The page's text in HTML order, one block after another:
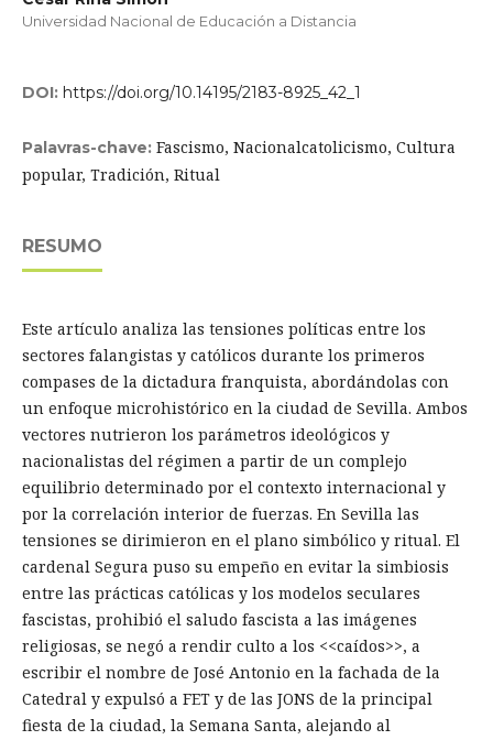
Universidad Nacional de Educación a Distancia
DOI: https://doi.org/10.14195/2183-8925_42_1
Palavras-chave: Fascismo, Nacionalcatolicismo, Cultura
popular, Tradición, Ritual
RESUMO
Este artículo analiza las tensiones políticas entre los
sectores falangistas y católicos durante los primeros
compases de la dictadura franquista, abordándolas con
un enfoque microhistórico en la ciudad de Sevilla. Ambos
vectores nutrieron los parámetros ideológicos y
nacionalistas del régimen a partir de un complejo
equilibrio determinado por el contexto internacional y
por la correlación interior de fuerzas. En Sevilla las
tensiones se dirimieron en el plano simbólico y ritual. El
cardenal Segura puso su empeño en evitar la simbiosis
entre las prácticas católicas y los modelos seculares
fascistas, prohibió el saludo fascista a las imágenes
religiosas, se negó a rendir culto a los <<caídos>>, a
escribir el nombre de José Antonio en la fachada de la
Catedral y expulsó a FET y de las JONS de la principal
fiesta de la ciudad, la Semana Santa, alejando al